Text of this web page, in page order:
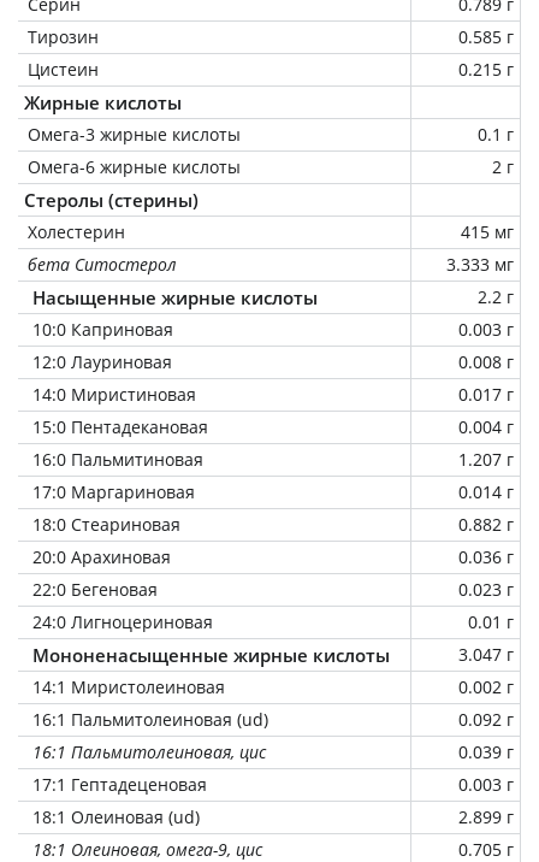
Тирозин
0.585 г
Цистеин
0.215 г
Жирные кислоты
Омега-3 жирные кислоты
0.1 г
Омега-6 жирные кислоты
2 г
Стеролы (стерины)
Холестерин
415 мг
бета Ситостерол
3.333 мг
Насыщенные жирные кислоты
2.2 г
10:0 Каприновая
0.003 г
12:0 Лауриновая
0.008 г
14:0 Миристиновая
0.017 г
15:0 Пентадекановая
0.004 г
16:0 Пальмитиновая
1.207 г
17:0 Маргариновая
0.014 г
18:0 Стеариновая
0.882 г
20:0 Арахиновая
0.036 г
22:0 Бегеновая
0.023 г
24:0 Лигноцериновая
0.01 г
Мононенасыщенные жирные кислоты
3.047 г
14:1 Миристолеиновая
0.002 г
16:1 Пальмитолеиновая (ud)
0.092 г
16:1 Пальмитолеиновая, цис
0.039 г
17:1 Гептадеценовая
0.003 г
18:1 Олеиновая (ud)
2.899 г
18:1 Олеиновая, омега-9, цис
0.705 г